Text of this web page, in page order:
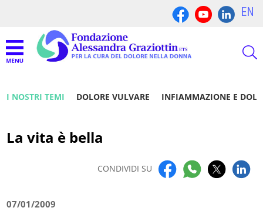
EN
I NOSTRI TEMI DOLORE VULVARE INFIAMMAZIONE E
La vita è bella
CONDIVIDI SU
07/01/2009